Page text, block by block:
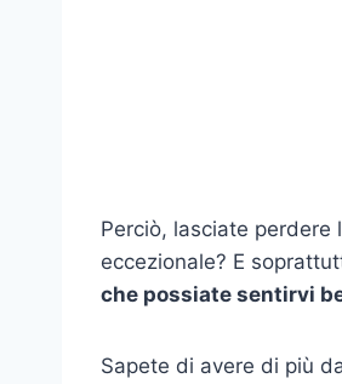
Perciò, lasciate
eccezionale? E
che possiate sentirvi
Sapete di avere di più